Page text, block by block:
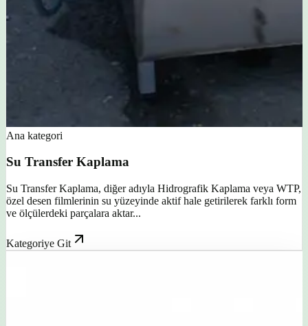
Ana kategori
Su Transfer Kaplama
Su Transfer Kaplama, diğer adıyla Hidrografik Kaplama veya WTP,
özel desen filmlerinin su yüzeyinde aktif hale getirilerek farklı form
ve ölçülerdeki parçalara aktar...
Kategoriye Git